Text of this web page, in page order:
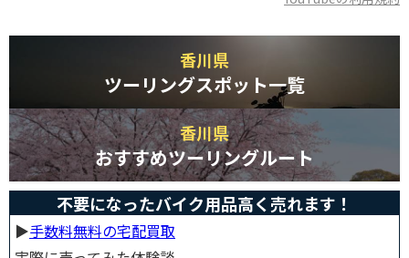
香川県
ツーリングスポット一覧
香川県
おすすめツーリングルート
不要になったバイク用品高く売れます！
▶︎手数料無料の宅配買取